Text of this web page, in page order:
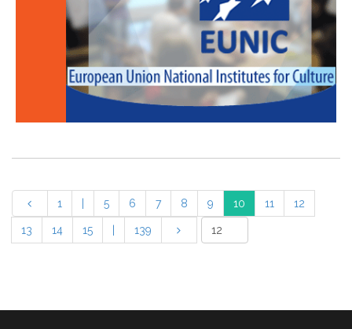
1 5 6 7 8 9 10 11 12
13 14 15 139